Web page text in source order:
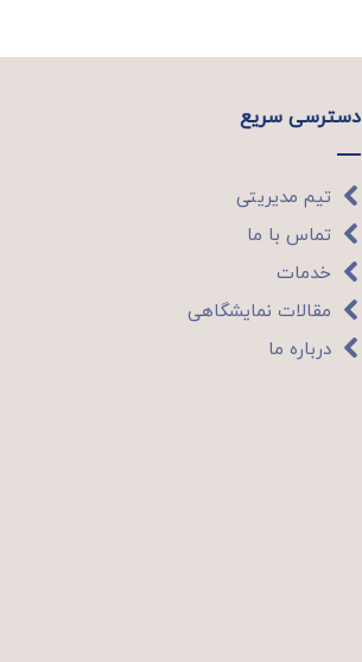
دسترسی سریع
تیم مدیریتی
تماس با ما
خدمات
مقالات نمایشگاهی
درباره ما